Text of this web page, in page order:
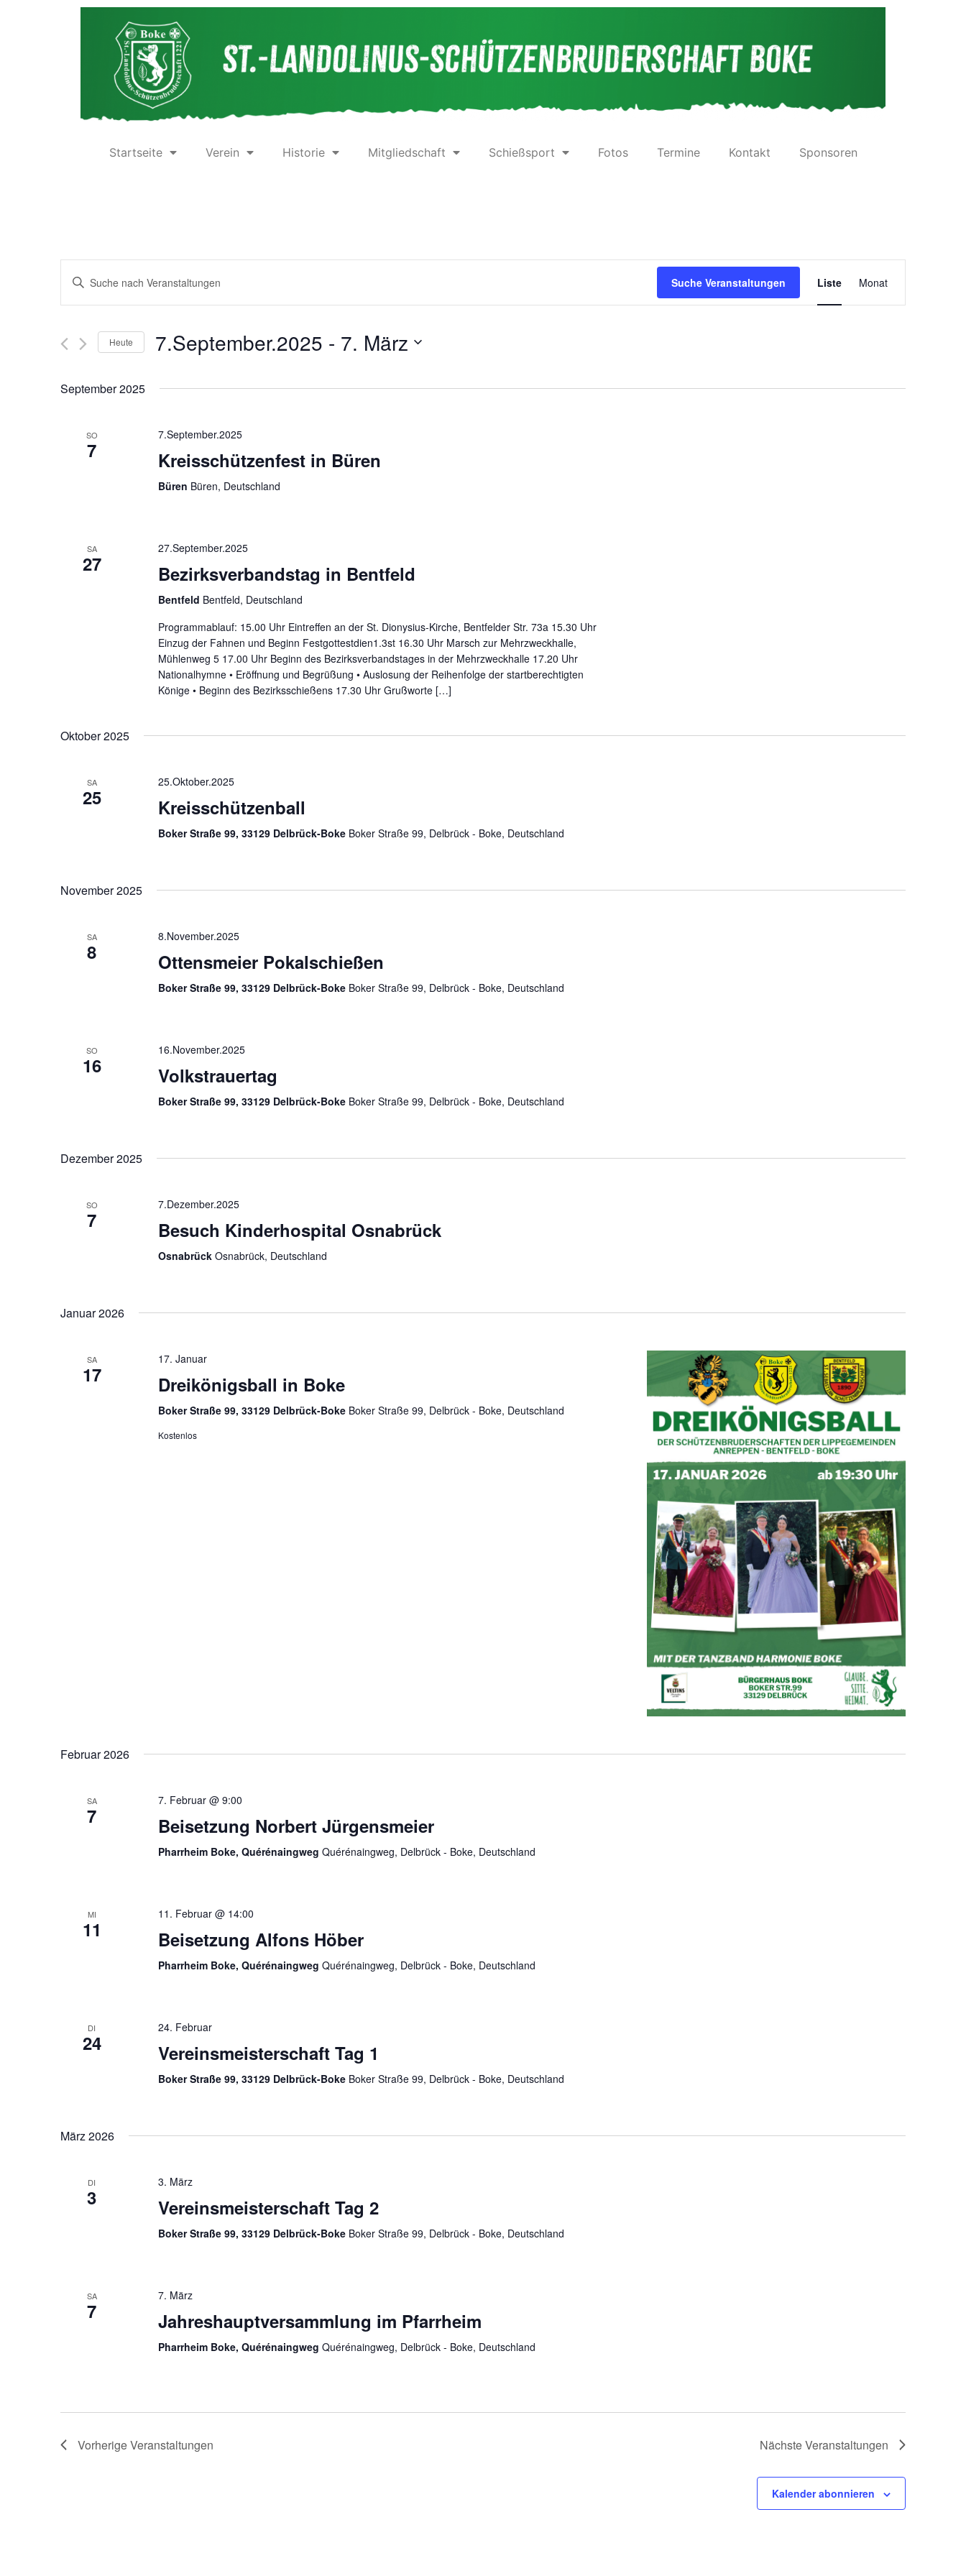
Startseite Verein Historie Mitgliedschaft Schießsport Fotos Termine Kontakt Sponsoren
Veranstaltungen
Suche
und
Ansichten,
Navigation
Bitte
Schlüsselwort
Suche
Veranstaltungen
Schlüsselwort.
Suche Veranstaltungen
Ansichten-
Liste Monat
Heute 7.September.2025 - 7. März
September 2025
SO
7
7.September.2025
Kreisschützenfest in Büren
Büren Büren, Deutschland
SA
27
27.September.2025
Bezirksverbandstag in Bentfeld
Bentfeld Bentfeld, Deutschland
Programmablauf: 15.00 Uhr Eintreffen an der St. Dionysius-Kirche, Bentfelder Str. 73a 15.30 Uhr
Einzug der Fahnen und Beginn Festgottestdien1.3st 16.30 Uhr Marsch zur Mehrzweckhalle,
Mühlenweg 5 17.00 Uhr Beginn des Bezirksverbandstages in der Mehrzweckhalle 17.20 Uhr
Nationalhymne • Eröffnung und Begrüßung • Auslosung der Reihenfolge der startberechtigten
Könige • Beginn des Bezirksschießens 17.30 Uhr Grußworte […]
Oktober 2025
SA
25
25.Oktober.2025
Kreisschützenball
Boker Straße 99, 33129 Delbrück-Boke Boker Straße 99, Delbrück - Boke, Deutschland
November 2025
SA
8
8.November.2025
Ottensmeier Pokalschießen
Boker Straße 99, 33129 Delbrück-Boke Boker Straße 99, Delbrück - Boke, Deutschland
SO
16
16.November.2025
Volkstrauertag
Boker Straße 99, 33129 Delbrück-Boke Boker Straße 99, Delbrück - Boke, Deutschland
Dezember 2025
SO
7
7.Dezember.2025
Besuch Kinderhospital Osnabrück
Osnabrück Osnabrück, Deutschland
Januar 2026
SA
17
17. Januar
Dreikönigsball in Boke
Boker Straße 99, 33129 Delbrück-Boke Boker Straße 99, Delbrück - Boke, Deutschland
Kostenlos
Februar 2026
SA
7
7. Februar @ 9:00
Beisetzung Norbert Jürgensmeier
Pharrheim Boke, Quérénaingweg Quérénaingweg, Delbrück - Boke, Deutschland
MI
11
11. Februar @ 14:00
Beisetzung Alfons Höber
Pharrheim Boke, Quérénaingweg Quérénaingweg, Delbrück - Boke, Deutschland
DI
24
24. Februar
Vereinsmeisterschaft Tag 1
Boker Straße 99, 33129 Delbrück-Boke Boker Straße 99, Delbrück - Boke, Deutschland
März 2026
DI
3
3. März
Vereinsmeisterschaft Tag 2
Boker Straße 99, 33129 Delbrück-Boke Boker Straße 99, Delbrück - Boke, Deutschland
SA
7
7. März
Jahreshauptversammlung im Pfarrheim
Pharrheim Boke, Quérénaingweg Quérénaingweg, Delbrück - Boke, Deutschland
VorherigeVeranstaltungen NächsteVeranstaltungen
Kalender abonnieren